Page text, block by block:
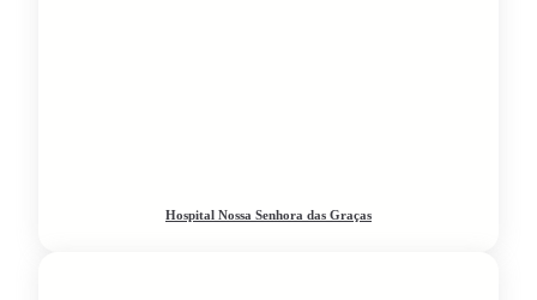
Hospital Nossa Senhora das Graças